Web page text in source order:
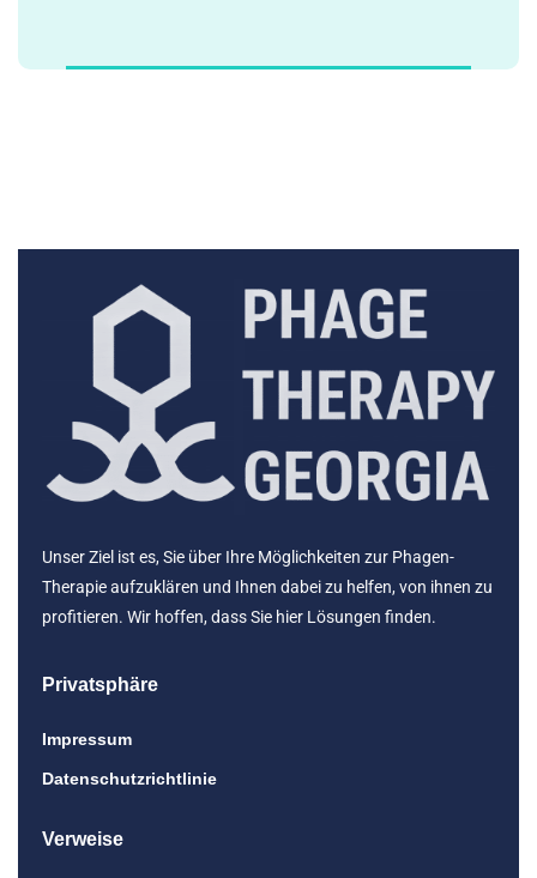
Unser Ziel ist es, Sie über Ihre Möglichkeiten zur Phagen-
Therapie aufzuklären und Ihnen dabei zu helfen, von ihnen zu
profitieren. Wir hoffen, dass Sie hier Lösungen finden.
Privatsphäre
Impressum
Datenschutzrichtlinie
Verweise